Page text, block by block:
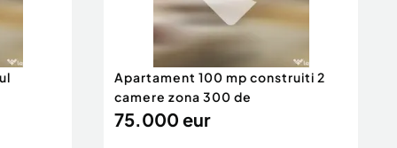
Apartament 100 mp construiti 2
camere zona 300 de
75.000 eur